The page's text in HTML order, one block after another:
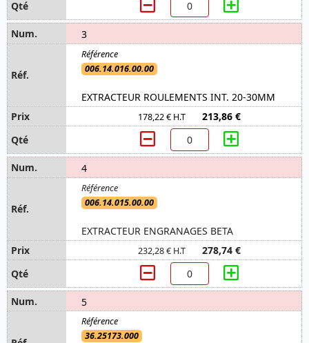
3
006.14.016.00.00
EXTRACTEUR ROULEMENTS INT. 20-30MM
178,22 € H.T 213,86 €
4
006.14.015.00.00
EXTRACTEUR ENGRANAGES BETA
232,28 € H.T 278,74 €
5
36.25173.000